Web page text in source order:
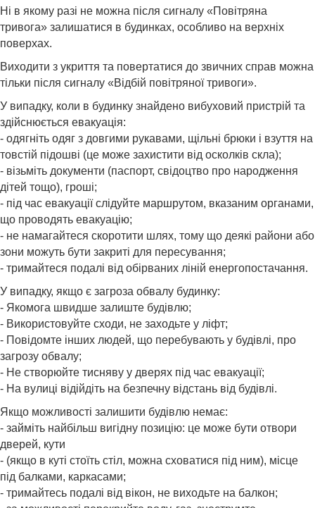
Ні в якому разі не можна після сигналу «Повітряна
тривога» залишатися в будинках, особливо на верхніх
поверхах.
Виходити з укриття та повертатися до звичних справ можна
тільки після сигналу «Відбій повітряної тривоги».
У випадку, коли в будинку знайдено вибуховий пристрій та
здійснюється евакуація:
- одягніть одяг з довгими рукавами, щільні брюки і взуття на
товстій підошві (це може захистити від осколків скла);
- візьміть документи (паспорт, свідоцтво про народження
дітей тощо), гроші;
- під час евакуації слідуйте маршрутом, вказаним органами,
що проводять евакуацію;
- не намагайтеся скоротити шлях, тому що деякі райони або
зони можуть бути закриті для пересування;
- тримайтеся подалі від обірваних ліній енергопостачання.
У випадку, якщо є загроза обвалу будинку:
- Якомога швидше залиште будівлю;
- Використовуйте сходи, не заходьте у ліфт;
- Повідомте інших людей, що перебувають у будівлі, про
загрозу обвалу;
- Не створюйте тисняву у дверях під час евакуації;
- На вулиці відійдіть на безпечну відстань від будівлі.
Якщо можливості залишити будівлю немає:
- займіть найбільш вигідну позицію: це може бути отвори
дверей, кути
- (якщо в куті стоїть стіл, можна сховатися під ним), місце
під балками, каркасами;
- тримайтесь подалі від вікон, не виходьте на балкон;